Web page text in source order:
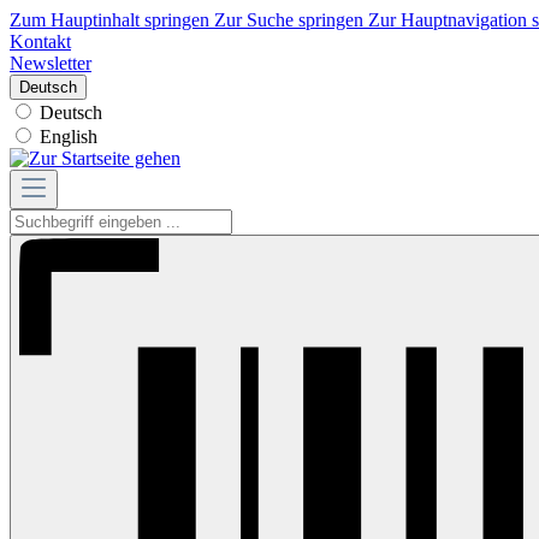
Zum Hauptinhalt springen Zur Suche springen Zur Hauptnavigation
Kontakt
Newsletter
Deutsch
Deutsch
English